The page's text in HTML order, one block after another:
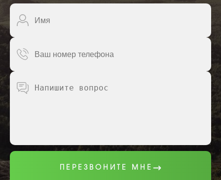
ПЕРЕЗВОНИТЕ МНЕ